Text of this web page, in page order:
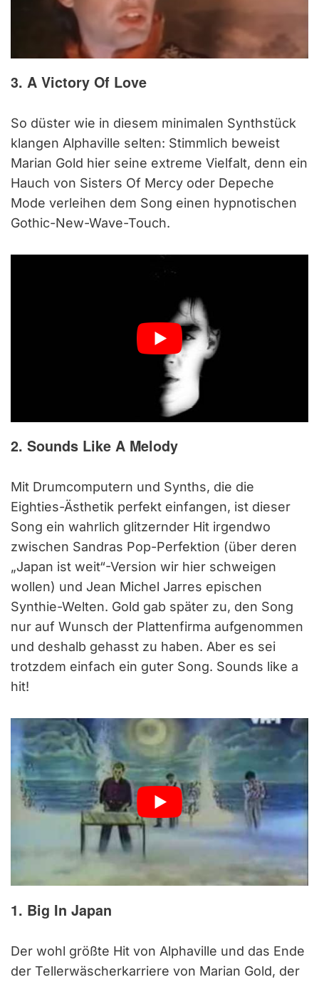
3. A Victory Of Love
So düster wie in diesem minimalen Synthstück
klangen Alphaville selten: Stimmlich beweist
Marian Gold hier seine extreme Vielfalt, denn ein
Hauch von Sisters Of Mercy oder Depeche
Mode verleihen dem Song einen hypnotischen
Gothic-New-Wave-Touch.
2. Sounds Like A Melody
Mit Drumcomputern und Synths, die die
Eighties-Ästhetik perfekt einfangen, ist dieser
Song ein wahrlich glitzernder Hit irgendwo
zwischen Sandras Pop-Perfektion (über deren
„Japan ist weit“-Version wir hier schweigen
wollen) und Jean Michel Jarres epischen
Synthie-Welten. Gold gab später zu, den Song
nur auf Wunsch der Plattenfirma aufgenommen
und deshalb gehasst zu haben. Aber es sei
trotzdem einfach ein guter Song. Sounds like a
hit!
1. Big In Japan
Der wohl größte Hit von Alphaville und das Ende
der Tellerwäscherkarriere von Marian Gold, der